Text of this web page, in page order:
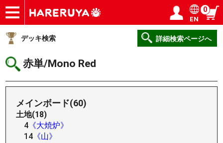
ショップ
買取
記事
デッキ検索
デッキ構築
選手一覧
店舗一覧
イベント
ヘルプ
お問い合わせ ログイン／会員登録
EN
0
デッキ検索 詳細検索ページへ
赤単/Mono Red
メインボード(60)
土地(18)
4 《大焼炉》
14 《山》